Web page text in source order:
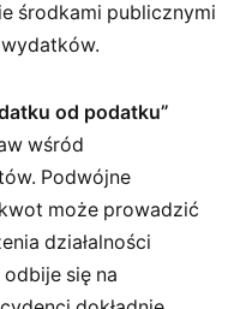
środkami publicznymi
od podatku”
wśród
Podwójne
może prowadzić
działalności
się na